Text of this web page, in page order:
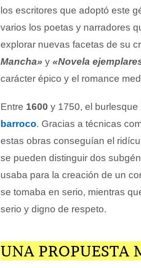
los escritores que adoptó este
varios los poetas y narradores
explorar nuevas facetas de su
Mancha» y «Novela
carácter épico y el romance
Entre 1600 y 1750, el
barroco. Gracias a técnicas
estas obras conseguían el
se pueden distinguir dos
usaba para la creación de un
se tomaba en serio, mientras
serio y digno de respeto.
UNA PROPUESTA